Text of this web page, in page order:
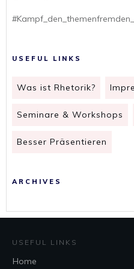
USEFUL LINKS
Was ist Rhetorik?
Seminare & Workshops
Besser Präsentieren
ARCHIVES
USEFUL LINKS
Home